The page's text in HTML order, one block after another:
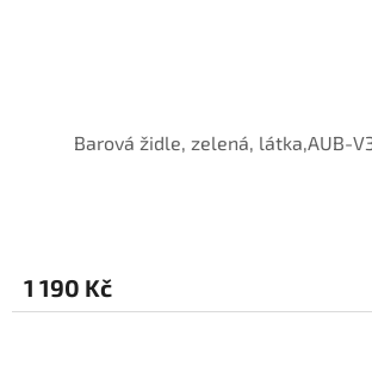
Barová židle, zelená, látka,AUB-
1 190 Kč